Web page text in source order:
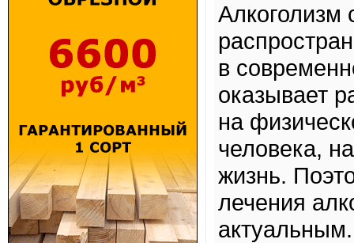
Алкоголизм
в
оказывает
на
человека,
жизнь.
лечения
актуальным.